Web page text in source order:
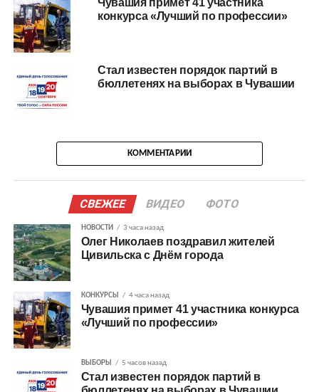
конкурса «Лучший по профессии»
Стал известен порядок партий в
бюллетенях на выборах в Чувашии
КОММЕНТАРИИ
СВЕЖЕЕ ВИДЕО ФОТО
НОВОСТИ 3 часа назад
Олег Николаев поздравил жителей
Цивильска с Днём города
КОНКУРСЫ 4 часа назад
Чувашия примет 41 участника конкурса
«Лучший по профессии»
ВЫБОРЫ 5 часов назад
Стал известен порядок партий в